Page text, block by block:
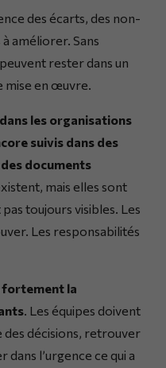
des écarts, des non-
améliorer. Sans
rester dans un
mise en œuvre.
dans les organisations
suivis dans des
documents
mais elles sont
toujours visibles. Les
Les responsabilités
fortement la
. Les équipes doivent
des décisions, retrouver
l’urgence ce qui a